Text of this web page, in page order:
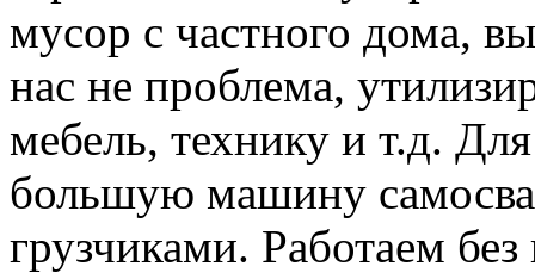
мусор с частного дома,
нас не проблема,
мебель, технику и т.д.
большую машину
грузчиками. Работаем